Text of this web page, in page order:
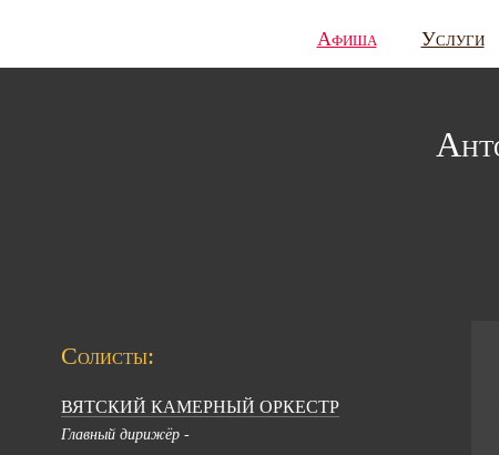
Афиша Услуги
Солисты:
ВЯТСКИЙ КАМЕРНЫЙ ОРКЕСТР
Главный дирижёр -